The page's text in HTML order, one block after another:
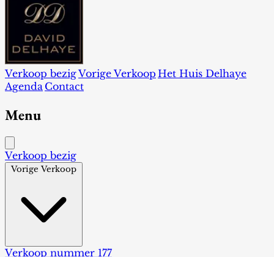
Verkoop bezigVorige Verkoop Het Huis Delhaye
Agenda Contact
Menu
Verkoop bezig
Vorige Verkoop
Verkoop nummer 177